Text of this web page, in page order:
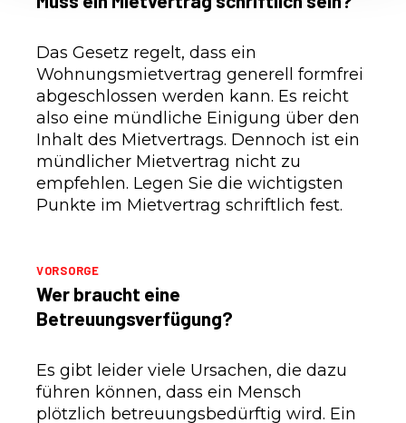
Das Gesetz regelt, dass ein
Wohnungsmietvertrag generell formfrei
abgeschlossen werden kann. Es reicht
also eine mündliche Einigung über den
Inhalt des Mietvertrags. Dennoch ist ein
mündlicher Mietvertrag nicht zu
empfehlen. Legen Sie die wichtigsten
Punkte im Mietvertrag schriftlich fest.
VORSORGE
Wer braucht eine
Betreuungsverfügung?
Es gibt leider viele Ursachen, die dazu
führen können, dass ein Mensch
plötzlich betreuungsbedürftig wird. Ein